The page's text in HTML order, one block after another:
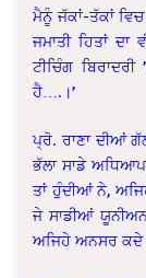
ਮੈਨੂੰ ਜੱਕਾਂ-ਤੱਕਾਂ
ਜਮਾਤੀ ਹਿਤਾਂ
ਟੀਚਿੰਗ
ਹੈ….।’
ਪ੍ਰੋ. ਰਾਣਾ ਦੀਆਂ
ਭੱਲਾ ਸਾਡੇ
ਤਾਂ ਹੁੰਦੀਆਂ ਨੇ,
ਜੇ ਸਾਡੀਆਂ
ਅਜਿਹੇ ਅਨਸਰ ਕਦੇ